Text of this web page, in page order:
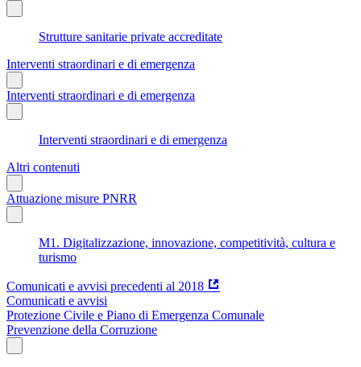
Strutture sanitarie private accreditate
Interventi straordinari e di emergenza
Interventi straordinari e di emergenza
Interventi straordinari e di emergenza
Altri contenuti
Attuazione misure PNRR
M1. Digitalizzazione, innovazione, competitività, cultura e
turismo
Comunicati e avvisi precedenti al 2018
Comunicati e avvisi
Protezione Civile e Piano di Emergenza Comunale
Prevenzione della Corruzione